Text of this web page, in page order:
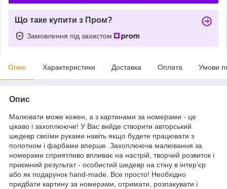
Що таке купити з Пром?
Замовлення під захистом
Опис Характеристики Доставка Оплата Умови
Опис
Малювати може кожен, а з картинами за номерами - це
цікаво і захоплююче! У Вас вийде створити авторський
шедевр своїми руками навіть якщо будете працювати з
полотном і фарбами вперше. Захоплююча малювання за
номерами сприятливо впливає на настрій, творчий розвиток і
приємний результат - особистий шедевр на стіну в інтер'єр
або як подарунок hand-made. Все просто! Необхідно
придбати картину за номерами, отримати, розпакувати і